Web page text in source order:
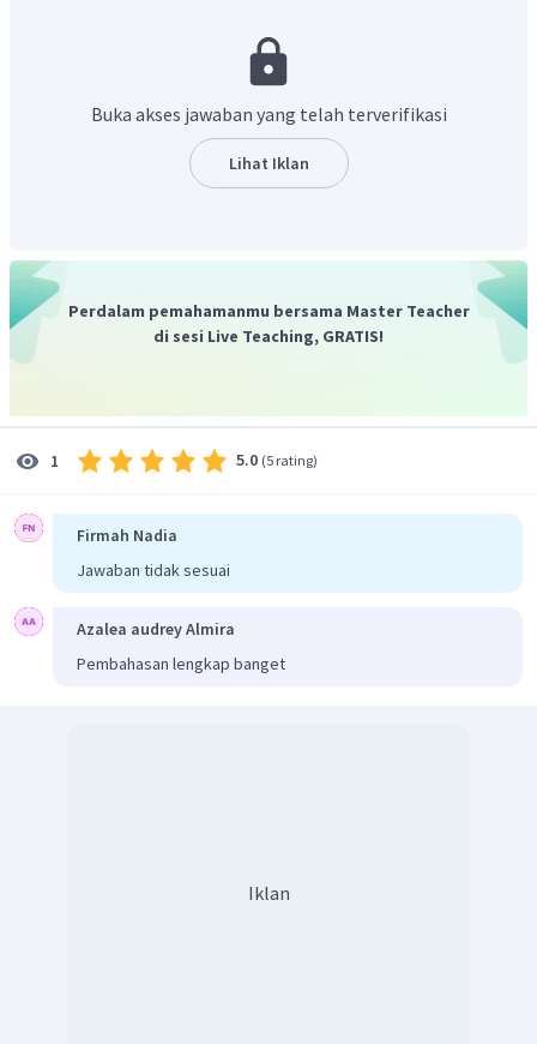
Hasil dari
10
= 22 .
Oleh karena itu, jawaban yang tepat adalah C.
Buka akses jawaban yang telah terverifikasi
Lihat Iklan
Perdalam pemahamanmu bersama Master Teacher
di sesi Live Teaching, GRATIS!
1 5.0 (5 rating)
Firmah Nadia
Jawaban tidak sesuai
Azalea audrey Almira
Pembahasan lengkap banget
Iklan